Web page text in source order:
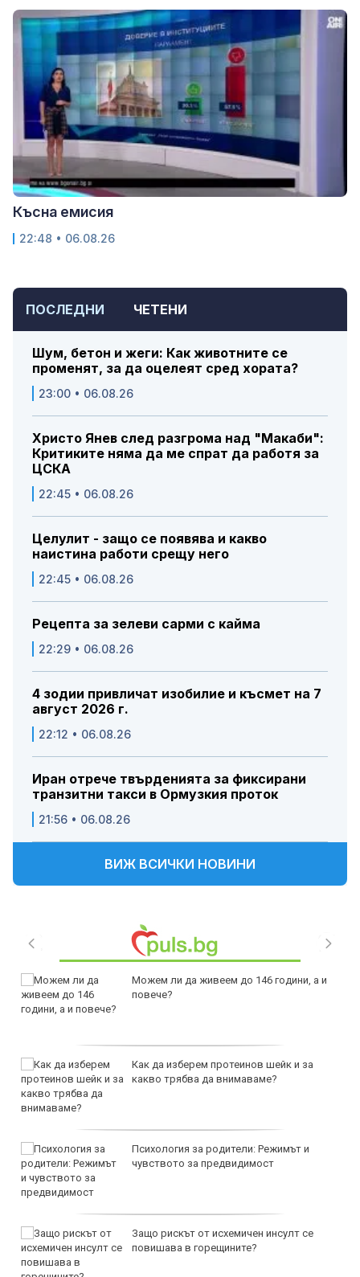
ПОСЛЕДНИ ЧЕТЕНИ
Шум, бетон и жеги: Как животните се
променят, за да оцелеят сред хората?
23:00 • 06.08.26
Христо Янев след разгрома над "Макаби":
Критиките няма да ме спрат да работя за
ЦСКА
22:45 • 06.08.26
Целулит - защо се появява и какво
наистина работи срещу него
22:45 • 06.08.26
Рецепта за зелеви сарми с кайма
22:29 • 06.08.26
4 зодии привличат изобилие и късмет на 7
август 2026 г.
22:12 • 06.08.26
Иран отрече твърденията за фиксирани
транзитни такси в Ормузкия проток
21:56 • 06.08.26
ВИЖ ВСИЧКИ НОВИНИ
Можем ли да живеем до 146 години, а и
повече?
Как да изберем протеинов шейк и за
какво трябва да внимаваме?
Психология за родители: Режимът и
чувството за предвидимост
Защо рискът от исхемичен инсулт се
повишава в горещините?
Късна емисия
22:48 • 06.08.26